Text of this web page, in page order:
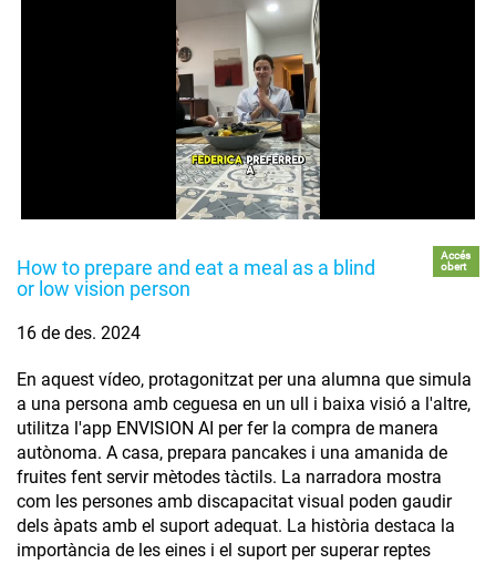
How to prepare and eat a meal as a blind
or low vision person
Accés
obert
16 de des. 2024
En aquest vídeo, protagonitzat per una alumna que simula
a una persona amb ceguesa en un ull i baixa visió a l'altre,
utilitza l'app ENVISION AI per fer la compra de manera
autònoma. A casa, prepara pancakes i una amanida de
fruites fent servir mètodes tàctils. La narradora mostra
com les persones amb discapacitat visual poden gaudir
dels àpats amb el suport adequat. La història destaca la
importància de les eines i el suport per superar reptes